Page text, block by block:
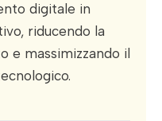
digitale in
riducendo la
e massimizzando il